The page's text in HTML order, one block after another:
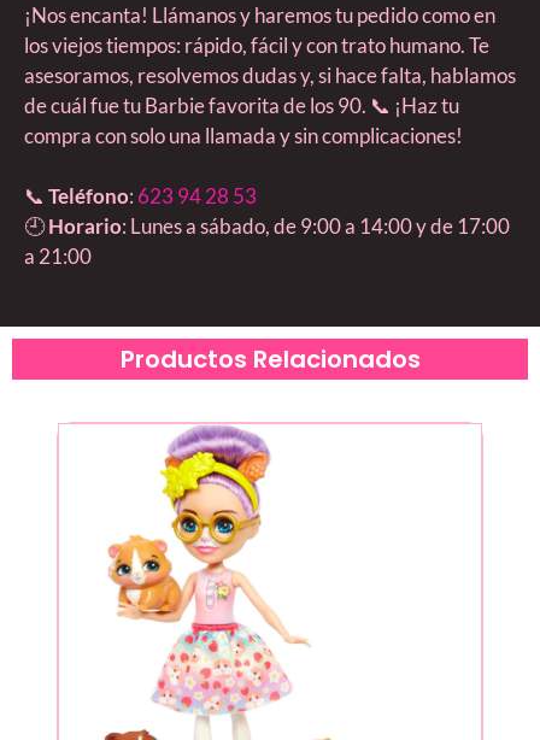
¡Nos encanta! Llámanos y haremos tu pedido como en
los viejos tiempos: rápido, fácil y con trato humano. Te
asesoramos, resolvemos dudas y, si hace falta, hablamos
de cuál fue tu Barbie favorita de los 90. 📞 ¡Haz tu
compra con solo una llamada y sin complicaciones!
📞 Teléfono: 623 94 28 53
🕘Horario: Lunes a sábado, de 9:00 a 14:00 y de 17:00
a 21:00
Productos Relacionados